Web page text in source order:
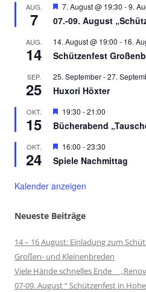
AUG.
7
Hervorgehoben
7. August @ 19:30 -9.
07.-09. August
AUG.
14
14. August @ 19:00 - 16.
Schützenfest
SEP.
25
25. September-27.
Huxori Höxter
OKT.
15
Hervorgehoben
19:30 -21:00
Bücherabend
OKT.
24
Hervorgehoben
16:00 -23:30
Spiele Nachmittag
Kalender anzeigen
Neueste Beiträge
14 – 16 August: Einladung zum
Großen- und Kleinenbreden
Viele Hände schnelles Ende
07-09. August “ Schützenfest in